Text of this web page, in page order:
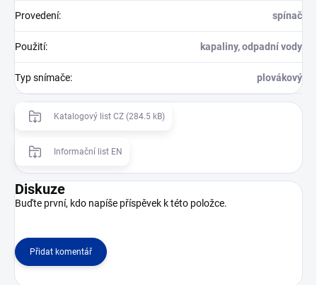
Provedení: spínač
Použití: kapaliny, odpadní vody
Typ snímače: plovákový
Katalogový list CZ (284.5 kB)
Informační list EN
Diskuze
Buďte první, kdo napíše příspěvek k této položce.
Přidat komentář